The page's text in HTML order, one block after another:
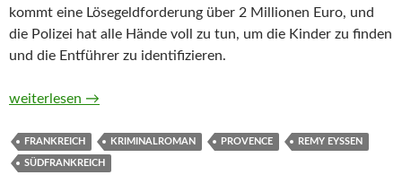
kommt eine Lösegeldforderung über 2 Millionen Euro, und
die Polizei hat alle Hände voll zu tun, um die Kinder zu finden
und die Entführer zu identifizieren.
Trügerisches Lavandou. Ein Provence-Krimi von Remy Eyssen
weiterlesen →
FRANKREICH KRIMINALROMAN PROVENCE REMY EYSSEN
SÜDFRANKREICH